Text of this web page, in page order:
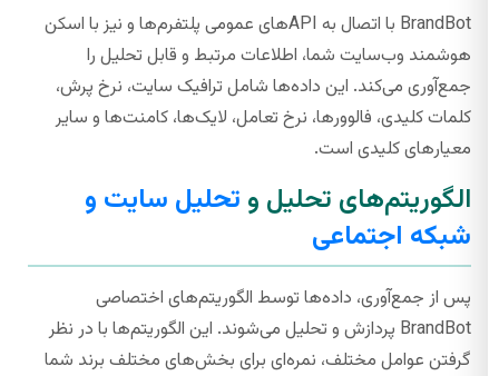
BrandBot با اتصال به APIهای عمومی پلتفرم‌ها و نیز با اسکن
هوشمند وب‌سایت شما، اطلاعات مرتبط و قابل تحلیل را
جمع‌آوری می‌کند. این داده‌ها شامل ترافیک سایت، نرخ پرش،
کلمات کلیدی، فالوورها، نرخ تعامل، لایک‌ها، کامنت‌ها و سایر
معیارهای کلیدی است.
الگوریتم‌های تحلیل و تحلیل سایت و
شبکه اجتماعی
پس از جمع‌آوری، داده‌ها توسط الگوریتم‌های اختصاصی
BrandBot پردازش و تحلیل می‌شوند. این الگوریتم‌ها با در نظر
گرفتن عوامل مختلف، نمره‌ای برای بخش‌های مختلف برند شما